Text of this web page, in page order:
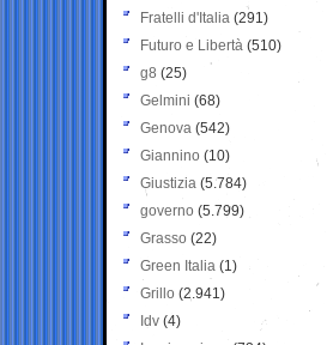
Fratelli d'Italia (291)
Futuro e Libertà (510)
g8 (25)
Gelmini (68)
Genova (542)
Giannino (10)
Giustizia (5.784)
governo (5.799)
Grasso (22)
Green Italia (1)
Grillo (2.941)
Idv (4)